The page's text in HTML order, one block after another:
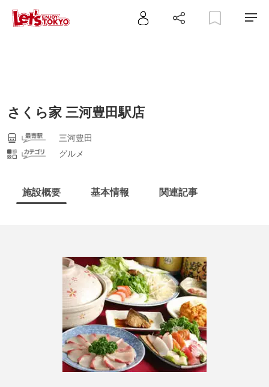
さくら家 三河豊田駅店
三河豊田
グルメ
施設概要 基本情報 関連記事